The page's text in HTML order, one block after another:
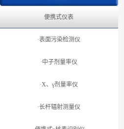
便携式仪表
·表面污染检测仪
·中子剂量率仪
·X、γ剂量率仪
·长杆辐射测量仪